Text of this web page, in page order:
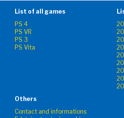
List of all games
PS 4
PS VR
PS 3
PS Vita
Others
Contact and informations